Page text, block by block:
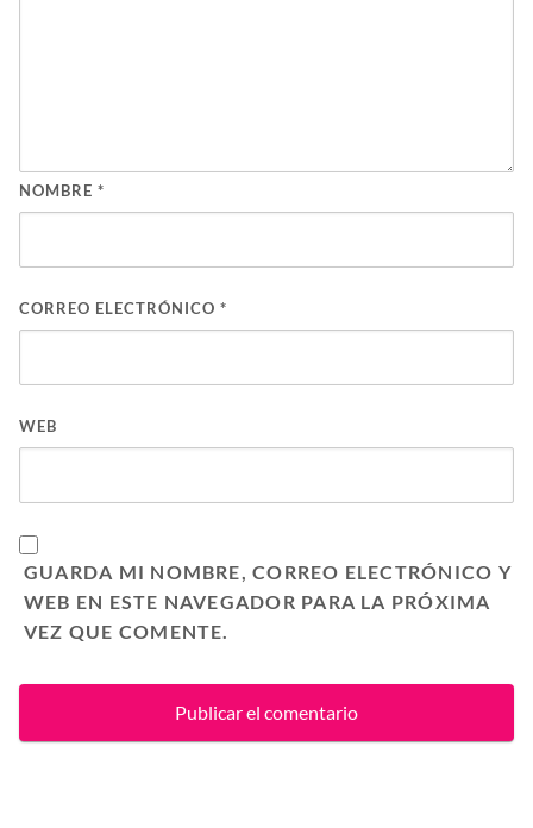
NOMBRE *
CORREO ELECTRÓNICO *
WEB
GUARDA MI NOMBRE, CORREO ELECTRÓNICO Y
WEB EN ESTE NAVEGADOR PARA LA PRÓXIMA
VEZ QUE COMENTE.